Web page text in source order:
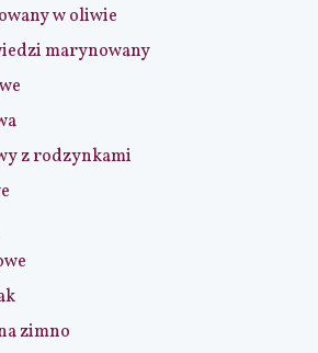
w oliwie
marynowany
z rodzynkami
zimno